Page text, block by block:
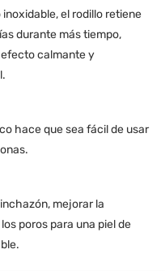
el rodillo retiene
durante más tiempo,
calmante y
hace que sea fácil de usar
mejorar la
poros para una piel de